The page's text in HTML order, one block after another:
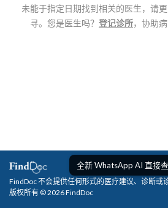
未能于指定日期找到相关的医生，请
寻。您是医生吗？ 登记诊所，协助
全新 WhatsApp AI 直接
FindDoc 不会提供任何形式的医疗建议、诊断或诊
版权所有 © 2026 FindDoc